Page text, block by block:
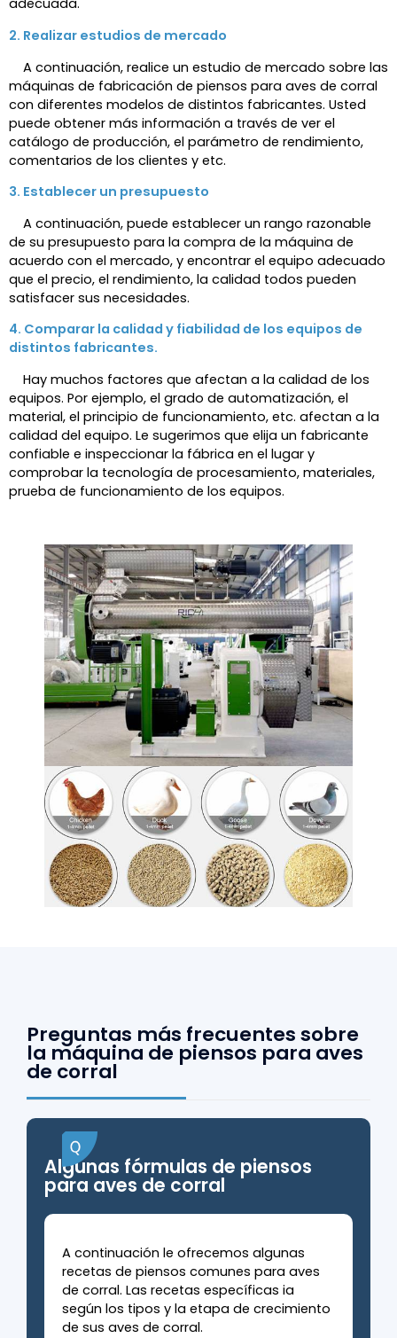
adecuada.
2. Realizar estudios de mercado
A continuación, realice un estudio de mercado sobre las
máquinas de fabricación de piensos para aves de corral
con diferentes modelos de distintos fabricantes. Usted
puede obtener más información a través de ver el
catálogo de producción, el parámetro de rendimiento,
comentarios de los clientes y etc.
3. Establecer un presupuesto
A continuación, puede establecer un rango razonable
de su presupuesto para la compra de la máquina de
acuerdo con el mercado, y encontrar el equipo adecuado
que el precio, el rendimiento, la calidad todos pueden
satisfacer sus necesidades.
4. Comparar la calidad y fiabilidad de los equipos de
distintos fabricantes.
Hay muchos factores que afectan a la calidad de los
equipos. Por ejemplo, el grado de automatización, el
material, el principio de funcionamiento, etc. afectan a la
calidad del equipo. Le sugerimos que elija un fabricante
confiable e inspeccionar la fábrica en el lugar y
comprobar la tecnología de procesamiento, materiales,
prueba de funcionamiento de los equipos.
Preguntas más frecuentes sobre
la máquina de piensos para aves
de corral
Algunas fórmulas de piensos
para aves de corral
A continuación le ofrecemos algunas
recetas de piensos comunes para aves
de corral. Las recetas específicas ia
según los tipos y la etapa de crecimiento
de sus aves de corral.